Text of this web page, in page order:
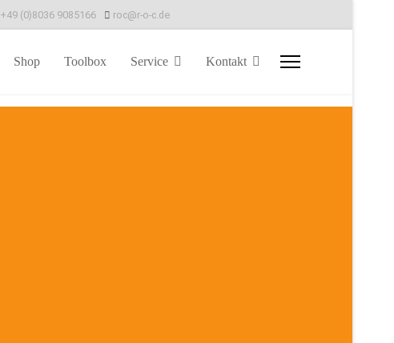
+49 (0)8036 9085166 roc@r-o-c.de
Shop Toolbox Service Kontakt